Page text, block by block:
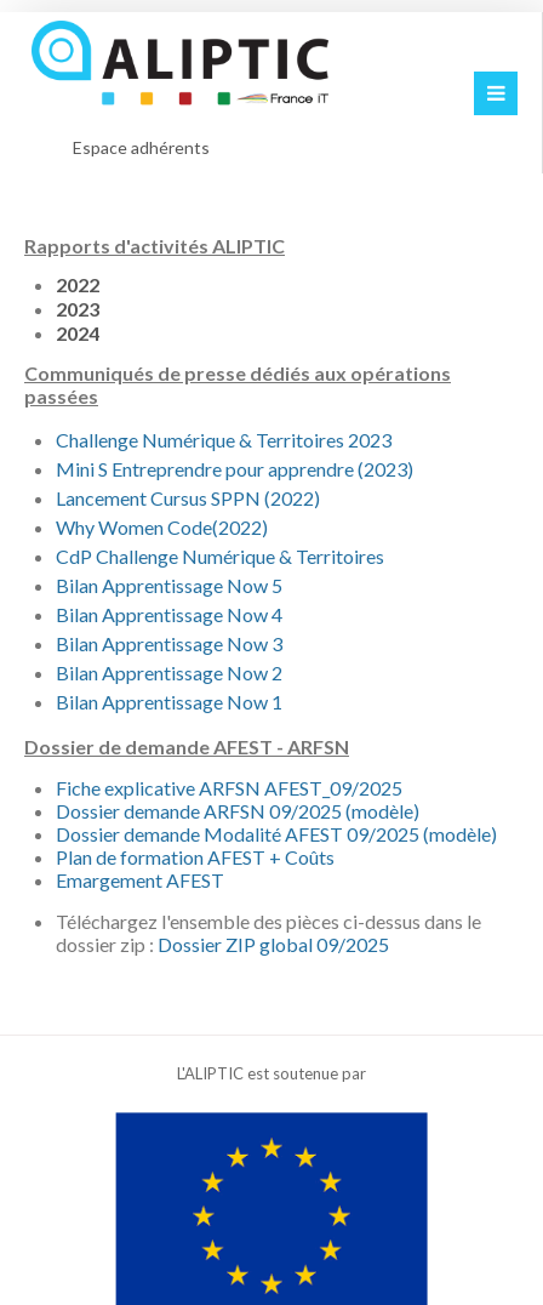
Espace adhérents
Rapports d'activités ALIPTIC
2022
2023
2024
Communiqués de presse dédiés aux opérations
passées
Challenge Numérique & Territoires 2023
Mini S Entreprendre pour apprendre (2023)
Lancement Cursus SPPN (2022)
Why Women Code(2022)
CdP Challenge Numérique & Territoires
Bilan Apprentissage Now 5
Bilan Apprentissage Now 4
Bilan Apprentissage Now 3
Bilan Apprentissage Now 2
Bilan Apprentissage Now 1
Dossier de demande AFEST - ARFSN
Fiche explicative ARFSN AFEST_09/2025
Dossier demande ARFSN 09/2025 (modèle)
Dossier demande Modalité AFEST 09/2025 (modèle)
Plan de formation AFEST + Coûts
Emargement AFEST
Téléchargez l'ensemble des pièces ci-dessus dans le
dossier zip : Dossier ZIP global 09/2025
L'ALIPTIC est soutenue par